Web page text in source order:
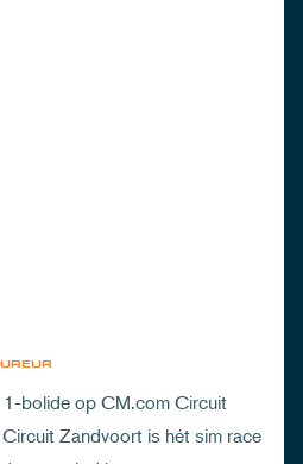
1-bolide op CM.com Circuit
Zandvoort is hét sim race